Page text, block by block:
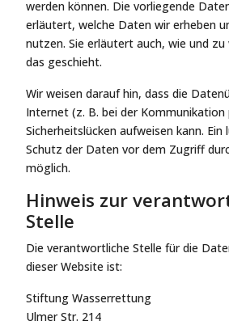
werden können. Die vorliegende
erläutert, welche Daten wir erheben
nutzen. Sie erläutert auch, wie und
das geschieht.
Wir weisen darauf hin, dass die
Internet (z. B. bei der Kommunikation
Sicherheitslücken aufweisen kann. Ein
Schutz der Daten vor dem Zugriff
möglich.
Hinweis zur
Stelle
Die verantwortliche Stelle für die
dieser Website ist:
Stiftung Wasserrettung
Ulmer Str. 214